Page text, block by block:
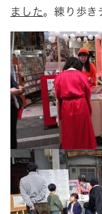
ました 。練り歩き